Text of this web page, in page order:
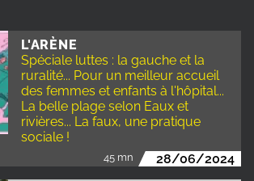
L'ARÈNE
Spéciale luttes : la gauche et la
ruralité... Pour un meilleur accueil
des femmes et enfants à l'hôpital...
La belle plage selon Eaux et
rivières... La faux, une pratique
sociale !
45 mn 28/06/2024